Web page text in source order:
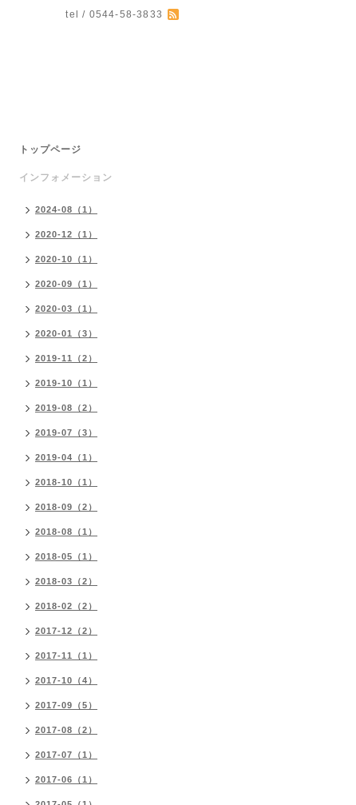
tel / 0544-58-3833
トップページ
インフォメーション
2024-08（1）
2020-12（1）
2020-10（1）
2020-09（1）
2020-03（1）
2020-01（3）
2019-11（2）
2019-10（1）
2019-08（2）
2019-07（3）
2019-04（1）
2018-10（1）
2018-09（2）
2018-08（1）
2018-05（1）
2018-03（2）
2018-02（2）
2017-12（2）
2017-11（1）
2017-10（4）
2017-09（5）
2017-08（2）
2017-07（1）
2017-06（1）